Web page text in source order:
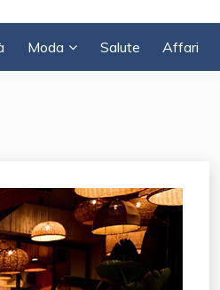
Moda Salute Affari